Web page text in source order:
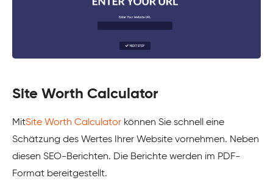
Site Worth Calculator
MitSite Worth Calculator können Sie schnell eine
Schätzung des Wertes Ihrer Website vornehmen. Neben
diesen SEO-Berichten. Die Berichte werden im PDF-
Format bereitgestellt.